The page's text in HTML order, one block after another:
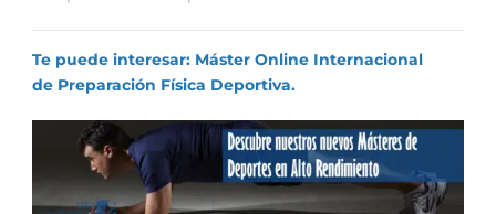
Te puede interesar: Máster Online Internacional
de Preparación Física Deportiva.